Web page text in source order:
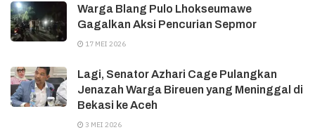
Warga Blang Pulo Lhokseumawe
Gagalkan Aksi Pencurian Sepmor
17 MEI 2026
Lagi, Senator Azhari Cage Pulangkan
Jenazah Warga Bireuen yang Meninggal di
Bekasi ke Aceh
3 MEI 2026